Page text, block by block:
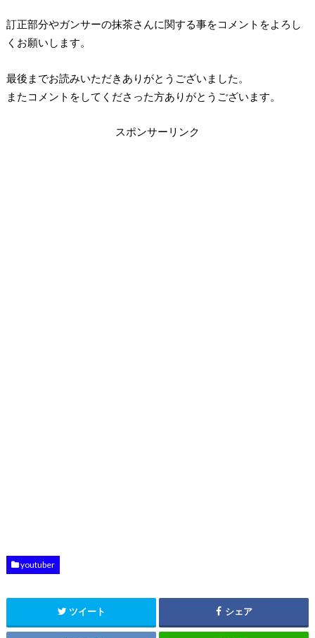
訂正部分やガンサーの抹茶さんに関する事をコメントをよろし
くお願いします。
最後までお読みいただきありがとうございました。
またコメントをしてくださった方ありがとうございます。
スポンサーリンク
youtuber
ツイート シェア